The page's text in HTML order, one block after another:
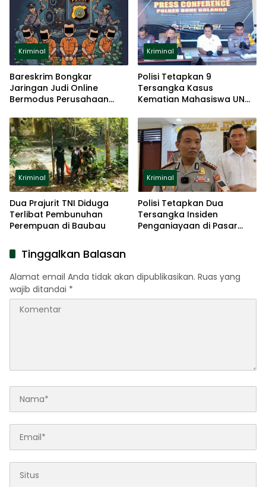
Kriminal
Bareskrim Bongkar
Jaringan Judi Online
Bermodus Perusahaan
Kriminal
Polisi Tetapkan 9
Tersangka Kasus
Kematian Mahasiswa UNG
BTN
Kriminal
Dua Prajurit TNI Diduga
Terlibat Pembunuhan
Perempuan di Baubau
Kriminal
Polisi Tetapkan Dua
Tersangka Insiden
Penganiayaan di Pasar
Tinggalkan Balasan
Alamat email Anda tidak akan dipublikasikan. Ruas yang
wajib ditandai *